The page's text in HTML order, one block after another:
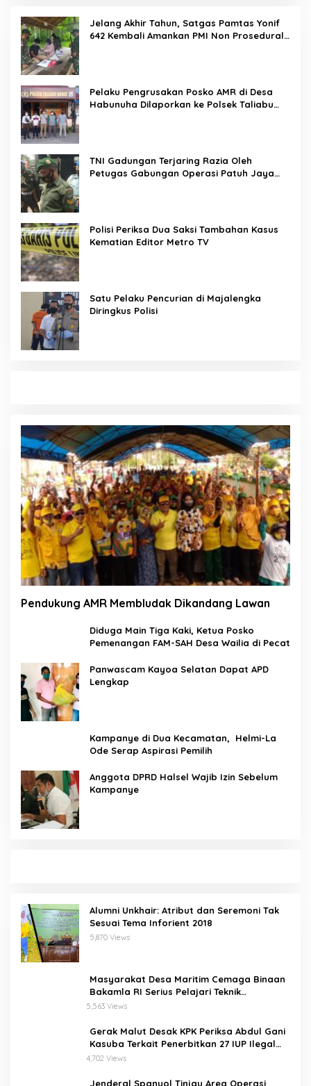
Jelang Akhir Tahun, Satgas Pamtas Yonif
642 Kembali Amankan PMI Non Prosedural
Pelaku Pengrusakan Posko AMR di Desa
Habunuha Dilaporkan ke Polsek Taliabu
TNI Gadungan Terjaring Razia Oleh
Petugas Gabungan Operasi Patuh Jaya
Polisi Periksa Dua Saksi Tambahan Kasus
Kematian Editor Metro TV
Satu Pelaku Pencurian di Majalengka
Diringkus Polisi
Pendukung AMR Membludak Dikandang Lawan
Diduga Main Tiga Kaki, Ketua Posko
Pemenangan FAM-SAH Desa Wailia di Pecat
Panwascam Kayoa Selatan Dapat APD
Lengkap
Kampanye di Dua Kecamatan, Helmi-La
Ode Serap Aspirasi Pemilih
Anggota DPRD Halsel Wajib Izin Sebelum
Kampanye
Alumni Unkhair: Atribut dan Seremoni Tak
Sesuai Tema Inforient 2018
5,870 Views
Masyarakat Desa Maritim Cemaga Binaan
Bakamla RI Serius Pelajari Teknik
Padamkan Api dan Penyelamatan di Laut
5,563 Views
Gerak Malut Desak KPK Periksa Abdul Gani
Kasuba Terkait Penerbitkan 27 IUP Ilegal
dan Hasil Temuan BPK RI
4,702 Views
Jenderal Spanyol Tinjau Area Operasi